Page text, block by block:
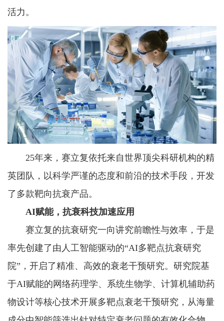
活力。
25年来，赛立复依托来自世界顶尖科研机构的精
英团队，以科学严谨的态度和前沿的技术手段，开发
了多款靶向抗衰产品。
AI赋能， 抗衰科技加速应用
赛立复的抗衰研究一向讲究前瞻性与效率，于是
率先创建了由人工智能驱动的“AI多靶点抗衰研究
院”，开启了精准、高效的衰老干预研究。研究院基
于AI赋能的网络药理学、系统生物学、计算机辅助药
物设计等核心技术开展多靶点衰老干预研究，从海量